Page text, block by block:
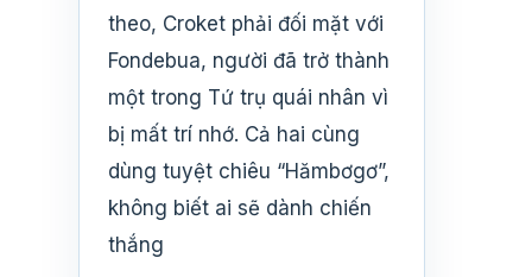
theo, Croket phải đối mặt với
Fondebua, người đã trở thành
một trong Tứ trụ quái nhân vì
bị mất trí nhớ. Cả hai cùng
dùng tuyệt chiêu “Hămbơgơ”,
không biết ai sẽ dành chiến
thắng